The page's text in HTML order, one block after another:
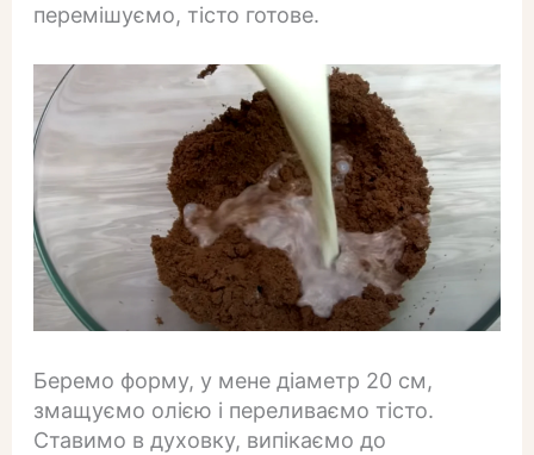
перемішуємо, тісто готове.
Беремо форму, у мене діаметр 20 см,
змащуємо олією і переливаємо тісто.
Ставимо в духовку, випікаємо до